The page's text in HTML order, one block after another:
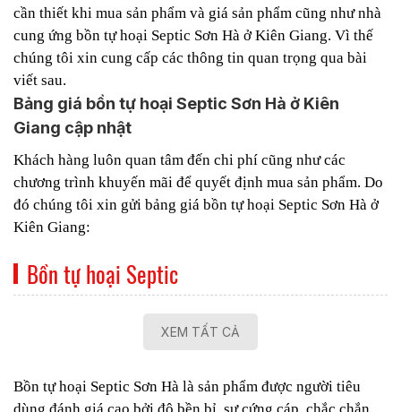
cần thiết khi mua sản phẩm và giá sản phẩm cũng như nhà
cung ứng bồn tự hoại Septic Sơn Hà ở Kiên Giang. Vì thế
chúng tôi xin cung cấp các thông tin quan trọng qua bài
viết sau.
Bảng giá bồn tự hoại Septic Sơn Hà ở Kiên
Giang cập nhật
Khách hàng luôn quan tâm đến chi phí cũng như các
chương trình khuyến mãi để quyết định mua sản phẩm. Do
đó chúng tôi xin gửi bảng giá bồn tự hoại Septic Sơn Hà ở
Kiên Giang:
Bồn tự hoại Septic
XEM TẤT CẢ
Bồn tự hoại Septic Sơn Hà là sản phẩm được người tiêu